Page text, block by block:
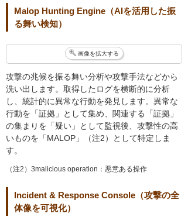
Malop Hunting Engine（AIを活用した振
る舞い検知）
画像を拡大する
攻撃の兆候を振る舞い分析や攻撃手法などから
洗い出します。取得したログを横断的に分析
し、統計的に異常な行動を発見します。異常な
行動を「証拠」として集め、関連する「証拠」
の集まりを「疑い」として監視後、攻撃性の高
いものを「MALOP」（注2）として特定しま
す。
（注2）3malicious operation：悪意ある操作
Incident & Response Console（攻撃の全
体像を可視化）